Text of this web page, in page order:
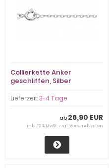
Collierkette Anker
geschliffen, Silber
Lieferzeit:3-4 Tage
ab 26,90 EUR
inkl. 19 % MwSt. zzgl.Versandkosten